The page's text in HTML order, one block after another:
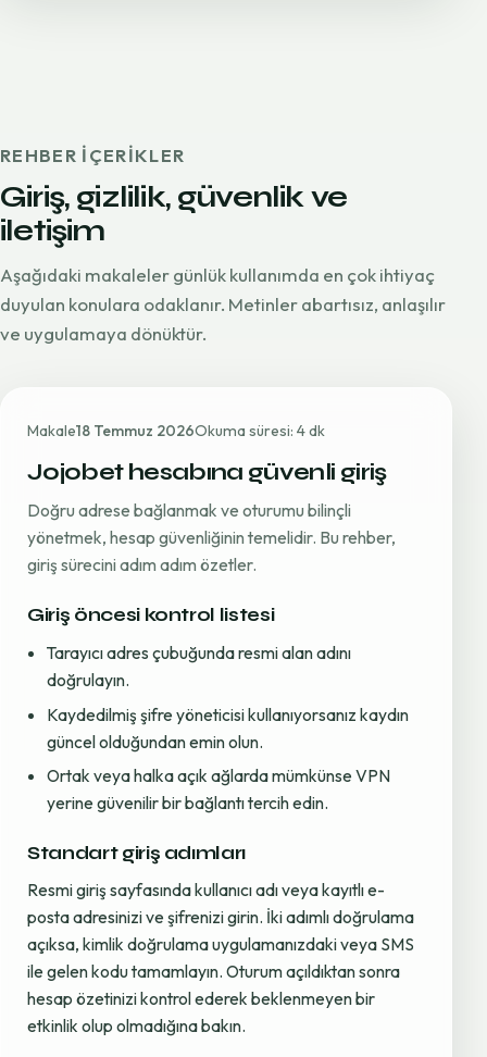
REHBER IÇERIKLER
Giriş, gizlilik, güvenlik ve
iletişim
Aşağıdaki makaleler günlük kullanımda en çok ihtiyaç
duyulan konulara odaklanır. Metinler abartısız, anlaşılır
ve uygulamaya dönüktür.
Makale18 Temmuz 2026Okuma süresi: 4 dk
Jojobet hesabına güvenli giriş
Doğru adrese bağlanmak ve oturumu bilinçli
yönetmek, hesap güvenliğinin temelidir. Bu rehber,
giriş sürecini adım adım özetler.
Giriş öncesi kontrol listesi
Tarayıcı adres çubuğunda resmi alan adını
doğrulayın.
Kaydedilmiş şifre yöneticisi kullanıyorsanız kaydın
güncel olduğundan emin olun.
Ortak veya halka açık ağlarda mümkünse VPN
yerine güvenilir bir bağlantı tercih edin.
Standart giriş adımları
Resmi giriş sayfasında kullanıcı adı veya kayıtlı e-
posta adresinizi ve şifrenizi girin. İki adımlı doğrulama
açıksa, kimlik doğrulama uygulamanızdaki veya SMS
ile gelen kodu tamamlayın. Oturum açıldıktan sonra
hesap özetinizi kontrol ederek beklenmeyen bir
etkinlik olup olmadığına bakın.